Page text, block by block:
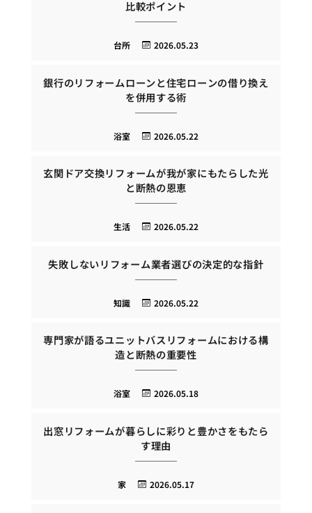
比較ポイント
2026.05.23
台所
銀行のリフォームローンと住宅ローンの借り換え
を併用する術
2026.05.22
浴室
玄関ドア交換リフォームが我が家にもたらした光
と断熱の恩恵
2026.05.22
生活
失敗しないリフォーム業者選びの決定的な指針
2026.05.22
知識
専門家が語るユニットバスリフォームにおける構
造と断熱の重要性
2026.05.18
浴室
出窓リフォームが暮らしに彩りと豊かさをもたら
す理由
2026.05.17
家